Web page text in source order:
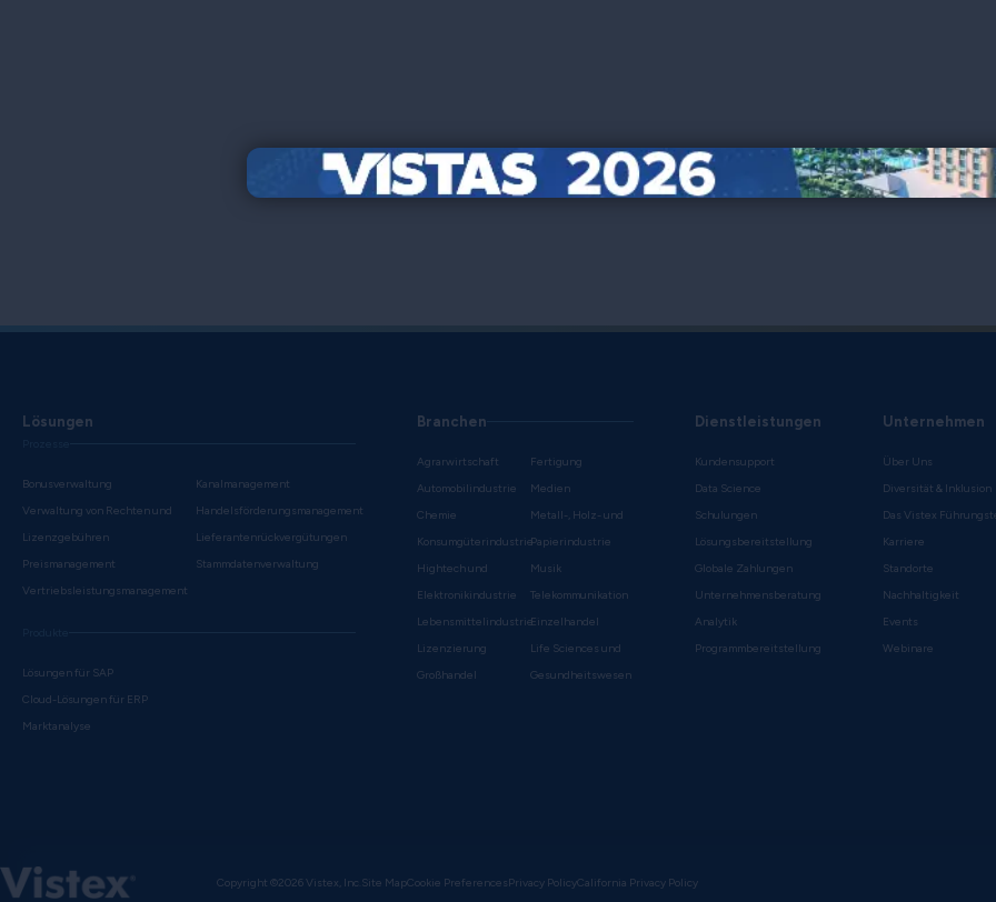
Lösungen
Bonusverwaltung
Verwaltung von Rechten und
Lizenzgebühren
Preismanagement
Vertriebsleistungsmanagement
Kanalmanagement
Handelsförderungsmanagement
Lieferantenrückvergütungen
Stammdatenverwaltung
Lösungen für SAP
Cloud-Lösungen für ERP
Marktanalyse
Branchen
Agrarwirtschaft
Automobilindustrie
Chemie
Konsumgüterindustrie
Hightech und
Elektronikindustrie
Lebensmittelindustrie
Lizenzierung
Großhandel
Fertigung
Medien
Metall-, Holz- und
Papierindustrie
Musik
Telekommunikation
Einzelhandel
Life Sciences und
Gesundheitswesen
Dienstleistungen
Kundensupport
Data Science
Schulungen
Lösungsbereitstellung
Globale Zahlungen
Unternehmensberatung
Analytik
Programmbereitstellung
Unternehmen
Über Uns
Diversität & Inklusion
Das Vistex
Karriere
Standorte
Nachhaltigkeit
Events
Webinare
Copyright ©2026 Vistex, Inc. Site MapCookie PreferencesPrivacy PolicyCalifornia Privacy Policy